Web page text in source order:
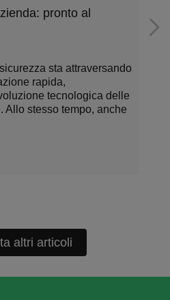
pronto al
sta attraversando
rapida,
tecnologica delle
Allo stesso tempo, anche
altri articoli